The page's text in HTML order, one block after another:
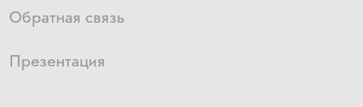
Обратная связь
Презентация